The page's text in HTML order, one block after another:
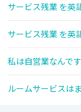
サービス残業 を英
サービス残業 を英
私は自営業なんで
ルームサービスは